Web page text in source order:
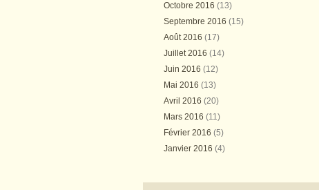
Octobre 2016 (13)
Septembre 2016 (15)
Août 2016 (17)
Juillet 2016 (14)
Juin 2016 (12)
Mai 2016 (13)
Avril 2016 (20)
Mars 2016 (11)
Février 2016 (5)
Janvier 2016 (4)